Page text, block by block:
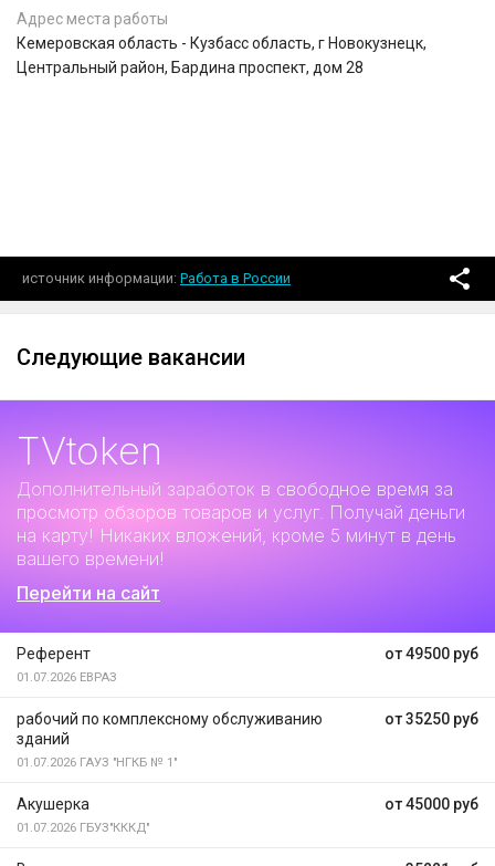
Адрес места работы
Кемеровская область - Кузбасс область, г Новокузнецк,
Центральный район, Бардина проспект, дом 28
источник информации Работа в России
Следующие вакансии
TVtoken
Дополнительный заработок в свободное время за
просмотр обзоров товаров и услуг. Получай деньги
на карту! Никаких вложений, кроме 5 минут в день
вашего времени!
Перейти на сайт
от 49500 руб
Референт
01.07.2026 ЕВРАЗ
от 35250 руб
рабочий по комплексному обслуживанию
зданий
01.07.2026 ГАУЗ "НГКБ № 1"
от 45000 руб
Акушерка
01.07.2026 ГБУЗ"КККД"